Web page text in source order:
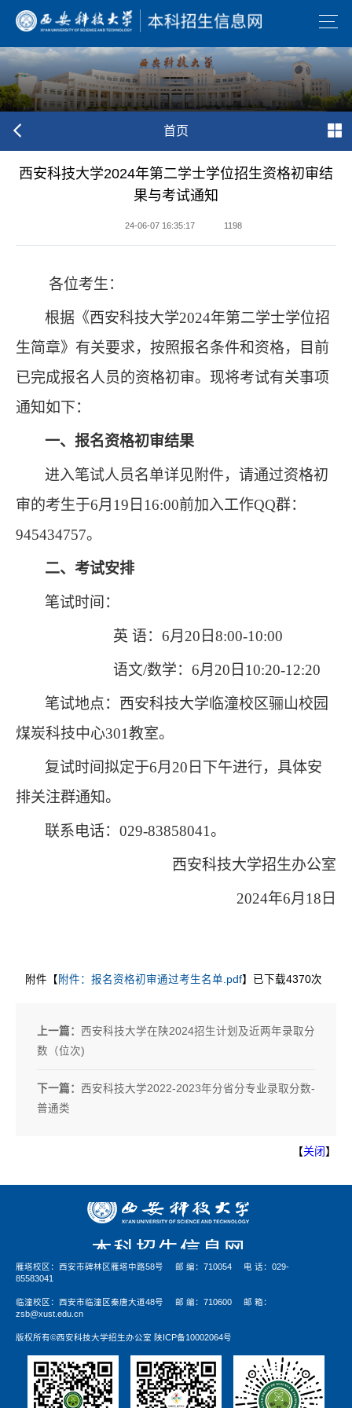
首页
西安科技大学2024年第二学士学位招生资格初审结
果与考试通知
24-06-07 16:35:17 1198
各位考生：
根据《西安科技大学2024年第二学士学位招
生简章》有关要求，按照报名条件和资格，目前
已完成报名人员的资格初审。现将考试有关事项
通知如下：
一、报名资格初审结果
进入笔试人员名单详见附件，请通过资格初
审的考生于6月19日16:00前加入工作QQ群：
945434757。
二、考试安排
笔试时间：
英 语： 6月20日8:00-10:00
语文/数学：6月20日 10:20-1 2:20
笔试地点：西安科技大学临潼校区骊山校园
煤炭科技中心301教室。
复试时间拟定于6月20日下午进行，具体安
排关注群通知。
联系电话： 029-83858041。
西安科技大学招生办公室
2024年6月 18 日
附件【 附件：报名资格初审通过考生名单.pdf】已下载4370次
上一篇： 西安科技大学在陕2024招生计划及近两年录取分
数（位次)
下一篇： 西安科技大学2022-2023年分省分专业录取分数-
普通类
【关闭】
雁塔校区：西安市碑林区雁塔中路58号 邮 编：710054
电 话：029-
85583041
临潼校区：西安市临潼区秦唐大道48号 邮 编：710600
邮 箱：
zsb@xust.edu.cn
版权所有©西安科技大学招生办公室 陕ICP备10002064号